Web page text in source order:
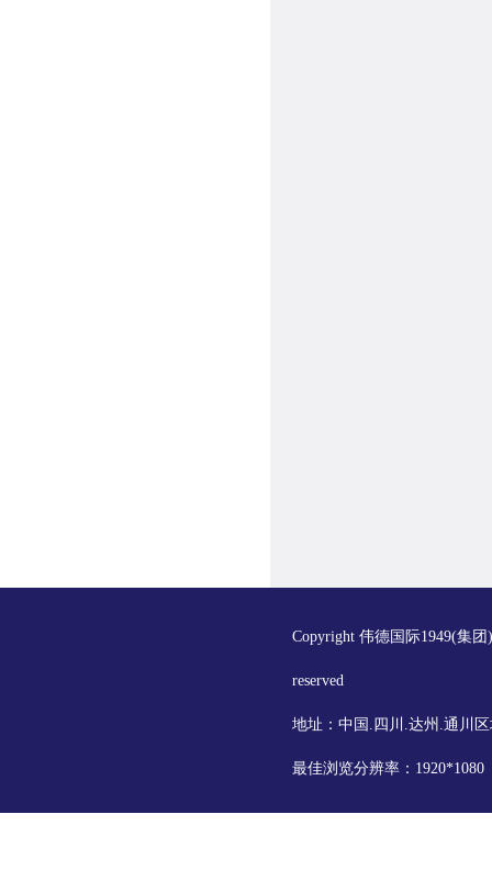
Copyright 伟德国际1949(集
reserved
地址：中国.四川.达州.通川
最佳浏览分辨率：1920*1080